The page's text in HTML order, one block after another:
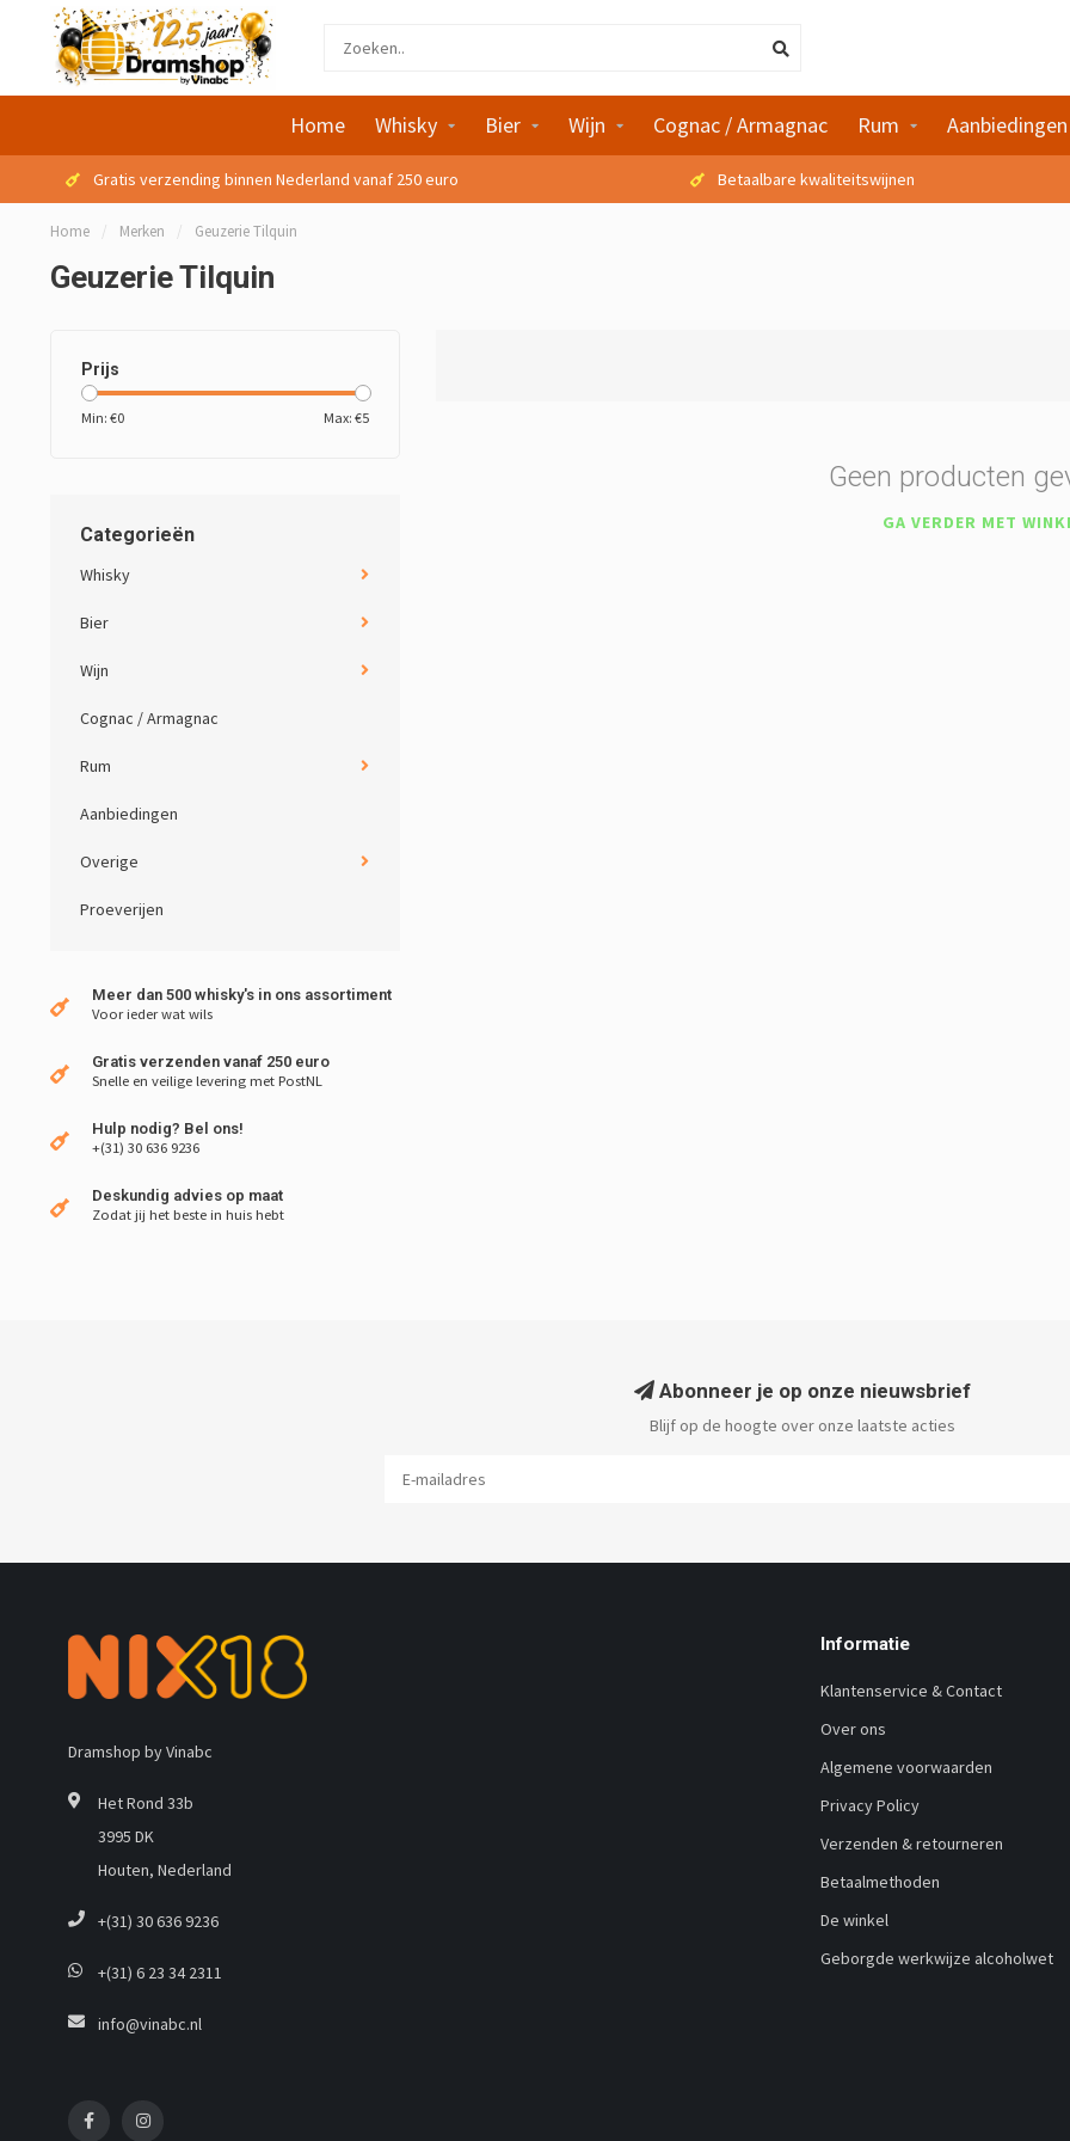
Home Whisky Bier Wijn Cognac / Armagnac Rum Aanbiedingen
Gratis verzending binnen Nederland vanaf 250 euro Betaalbare kwaliteitswijnen
Home / Merken / Geuzerie Tilquin
Geuzerie Tilquin
Prijs
Min: €0 Max: €5
Categorieën
Whisky
Bier
Wijn
Cognac / Armagnac
Rum
Aanbiedingen
Overige
Proeverijen
Meer dan 500 whisky's in ons assortiment
Voor ieder wat wils
Gratis verzenden vanaf 250 euro
Snelle en veilige levering met PostNL
Hulp nodig? Bel ons!
+(31) 30 636 9236
Deskundig advies op maat
Zodat jij het beste in huis hebt
Geen producten
GA VERDER MET
Abonneer je op onze nieuwsbrief
Blijf op de hoogte over onze laatste acties
Dramshop by Vinabc
Het Rond 33b
3995 DK
Houten, Nederland
+(31) 30 636 9236
+(31) 6 23 34 2311
info@vinabc.nl
Informatie
Klantenservice & Contact
Over ons
Algemene voorwaarden
Privacy Policy
Verzenden & retourneren
Betaalmethoden
De winkel
Geborgde werkwijze alcoholwet